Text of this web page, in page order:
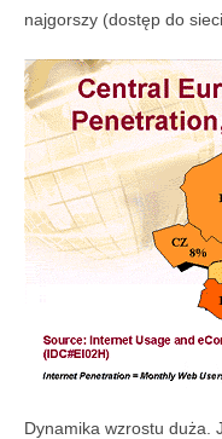
najgorszy (dostęp do
Dynamika wzrostu duża.